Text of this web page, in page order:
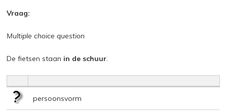
Vraag:
Multiple choice question
De fietsen staan in de schuur.
persoonsvorm